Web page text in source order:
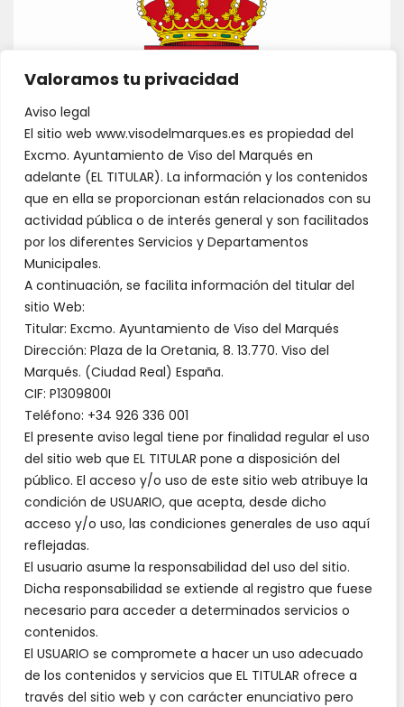
Valoramos tu privacidad
Aviso legal
El sitio web www.visodelmarques.es es propiedad del
Excmo. Ayuntamiento de Viso del Marqués en
adelante (EL TITULAR). La información y los contenidos
que en ella se proporcionan están relacionados con su
actividad pública o de interés general y son facilitados
por los diferentes Servicios y Departamentos
Municipales.
A continuación, se facilita información del titular del
sitio Web:
Titular: Excmo. Ayuntamiento de Viso del Marqués
Dirección: Plaza de la Oretania, 8. 13.770. Viso del
Marqués. (Ciudad Real) España.
CIF: P1309800I
Teléfono: +34 926 336 001
El presente aviso legal tiene por finalidad regular el uso
del sitio web que EL TITULAR pone a disposición del
público. El acceso y/o uso de este sitio web atribuye la
condición de USUARIO, que acepta, desde dicho
acceso y/o uso, las condiciones generales de uso aquí
reflejadas.
El usuario asume la responsabilidad del uso del sitio.
Dicha responsabilidad se extiende al registro que fuese
necesario para acceder a determinados servicios o
contenidos.
El USUARIO se compromete a hacer un uso adecuado
de los contenidos y servicios que EL TITULAR ofrece a
través del sitio web y con carácter enunciativo pero